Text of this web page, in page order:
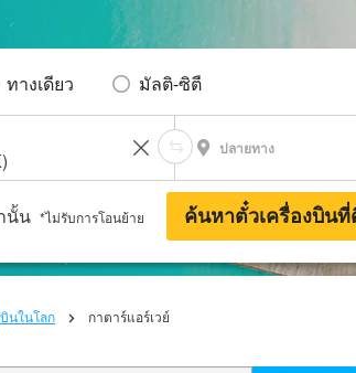
ทางเดียว มัลติ-ซิตี้
ปลายทาง
นั้น *ไม่รับการโอนย้าย ค้นหาตั๋วเครื่องบิน
นในโลก กาตาร์แอร์เวย์